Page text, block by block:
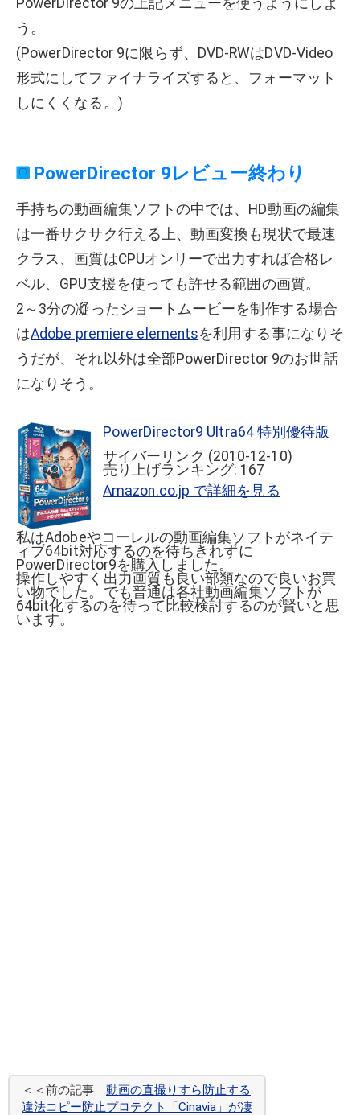
う。
(PowerDirector 9に限らず、DVD-RWはDVD-Video
形式にしてファイナライズすると、フォーマット
しにくくなる。)
PowerDirector 9レビュー終わり
手持ちの動画編集ソフトの中では、HD動画の編集
は一番サクサク行える上、動画変換も現状で最速
クラス、画質はCPUオンリーで出力すれば合格レ
ベル、GPU支援を使っても許せる範囲の画質。
2～3分の凝ったショートムービーを制作する場合
はAdobe premiere elementsを利用する事になりそ
うだが、それ以外は全部PowerDirector 9のお世話
になりそう。
PowerDirector9 Ultra64 特別優待版
サイバーリンク (2010-12-10)
売り上げランキング: 167
Amazon.co.jp で詳細を見る
私はAdobeやコーレルの動画編集ソフトがネイテ
ィブ64bit対応するのを待ちきれずに
PowerDirector9を購入しました。
操作しやすく出力画質も良い部類なので良いお買
い物でした。でも普通は各社動画編集ソフトが
64bit化するのを待って比較検討するのが賢いと思
います。
＜＜前の記事 動画の直撮りすら防止する
違法コピー防止プロテクト「Cinavia」が凄